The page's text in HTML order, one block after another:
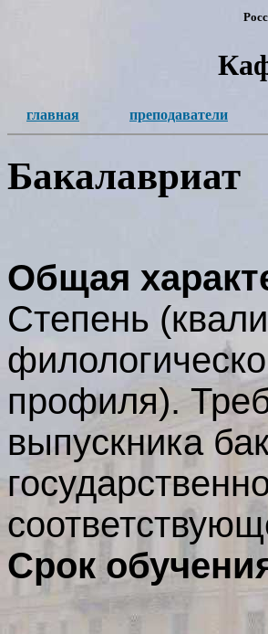
главная преподаватели
Бакалавриат
Общая
Степень
профиля).
выпускника
Срок